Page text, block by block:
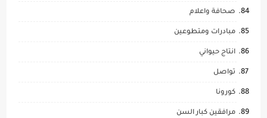
صحافة واعلام
مبادرات ومتطوعين
انتاج حيواني
تواصل
كورونا
مرافقين كبار السن